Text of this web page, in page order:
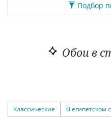
Подбор
Обои в
Классические В египетском